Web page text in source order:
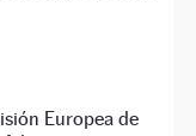
Europea de